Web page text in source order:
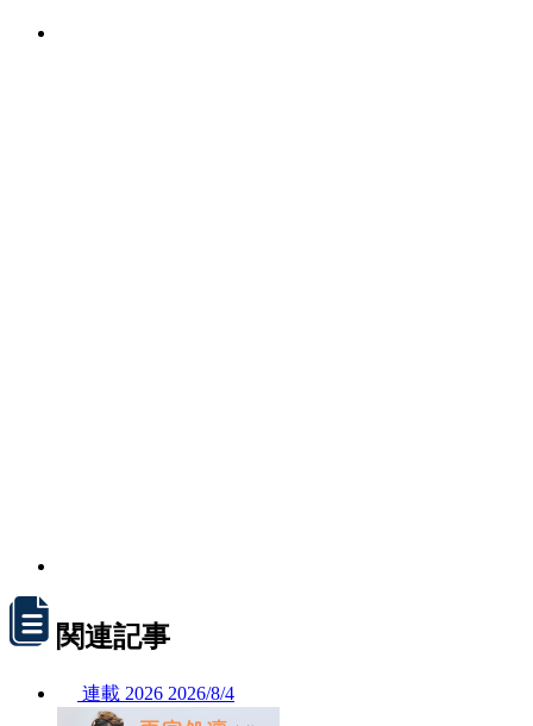
関連記事
連載 2026 2026/8/4